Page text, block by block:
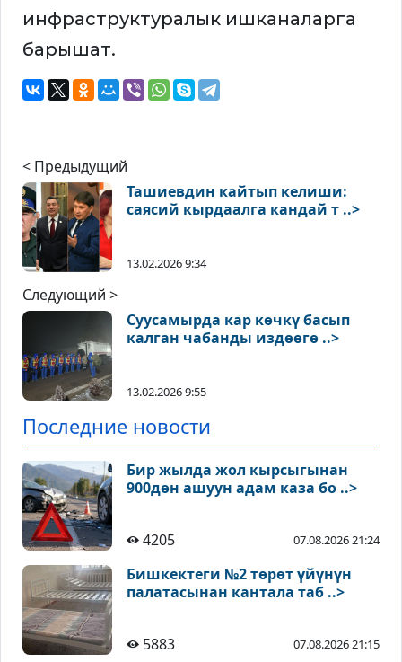
инфраструктуралык ишканаларга
барышат.
< Предыдущий
Ташиевдин кайтып келиши:
саясий кырдаалга кандай т ..>
13.02.2026 9:34
Следующий >
Суусамырда кар көчкү басып
калган чабанды издөөгө ..>
13.02.2026 9:55
Последние новости
Бир жылда жол кырсыгынан
900дөн ашуун адам каза бо ..>
4205 07.08.2026 21:24
Бишкектеги №2 төрөт үйүнүн
палатасынан кантала таб ..>
5883 07.08.2026 21:15